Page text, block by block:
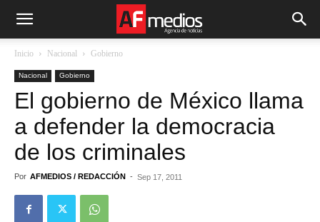
Inicio Nacional Gobierno
Nacional Gobierno
El gobierno de México llama
a defender la democracia
de los criminales
Por AFMEDIOS / REDACCIÓN - Sep 17, 2011